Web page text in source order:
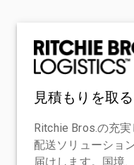
見積もりを取る
Ritchie Bros.の充
配送ソリューショ
届けします。国境